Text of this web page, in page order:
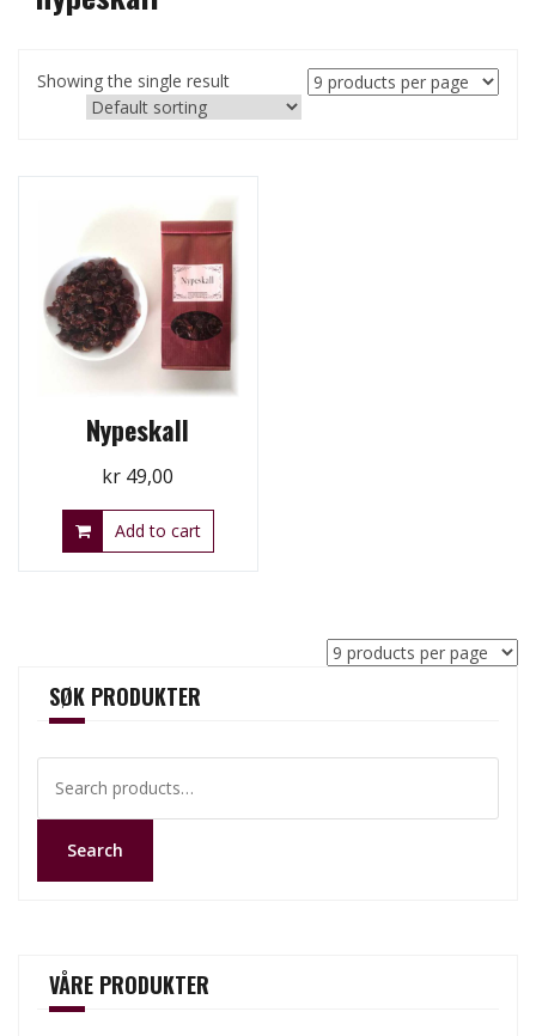
Showing the single result
Nypeskall
kr 49,00
Add to cart
SØK PRODUKTER
for:
Search
VÅRE PRODUKTER